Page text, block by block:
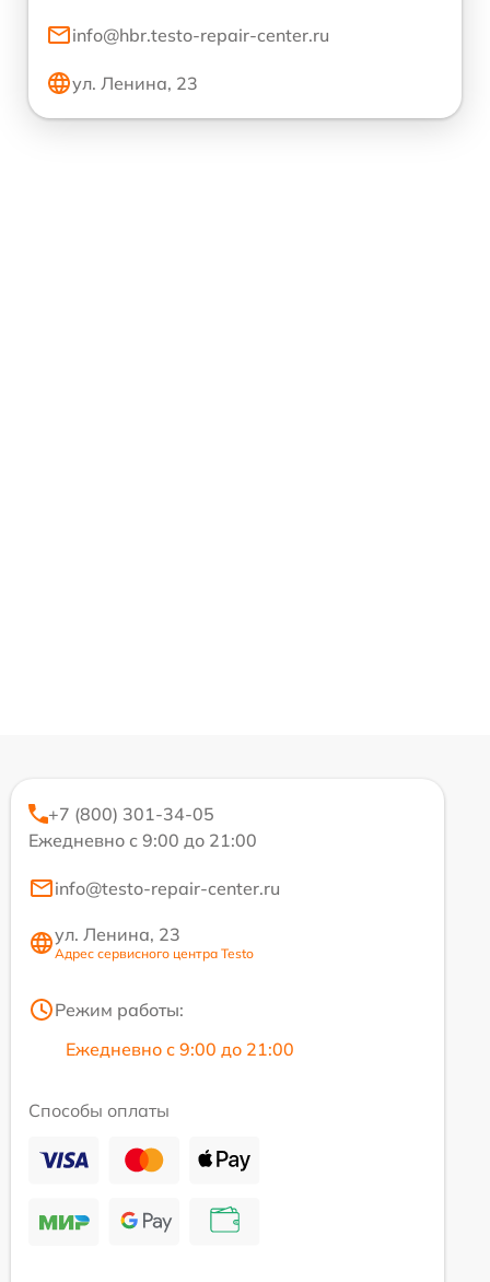
info@hbr.testo-repair-center.ru
ул. Ленина, 23
+7 (800) 301-34-05
Ежедневно с 9:00 до 21:00
info@testo-repair-center.ru
ул. Ленина, 23
Адрес сервисного центра Testo
Режим работы:
Ежедневно с 9:00 до 21:00
Способы оплаты